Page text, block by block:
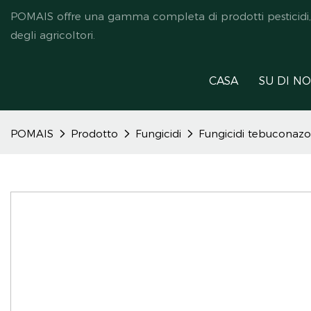
POMAIS offre una gamma completa di prodotti
degli agricoltori.
CASA SU DI
POMAIS Prodotto Fungicidi Fungicidi